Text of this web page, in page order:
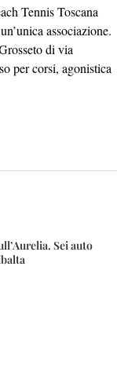
Tennis Toscana
associazione.
di via
per corsi, agonistica
Sei auto